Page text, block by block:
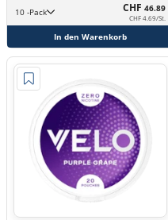
10 -Pack CHF 46.89
CHF 4.69/St.
In den Warenkorb